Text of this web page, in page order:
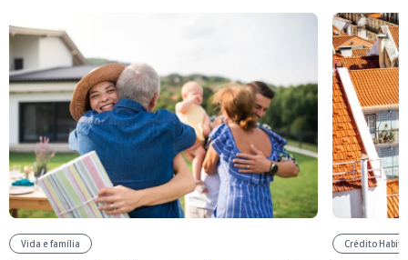
Vida e família Crédito